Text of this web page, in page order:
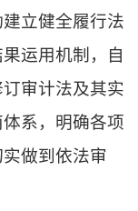
立健全履行法
运用机制，自
审计法及其实
系，明确各项
做到依法审